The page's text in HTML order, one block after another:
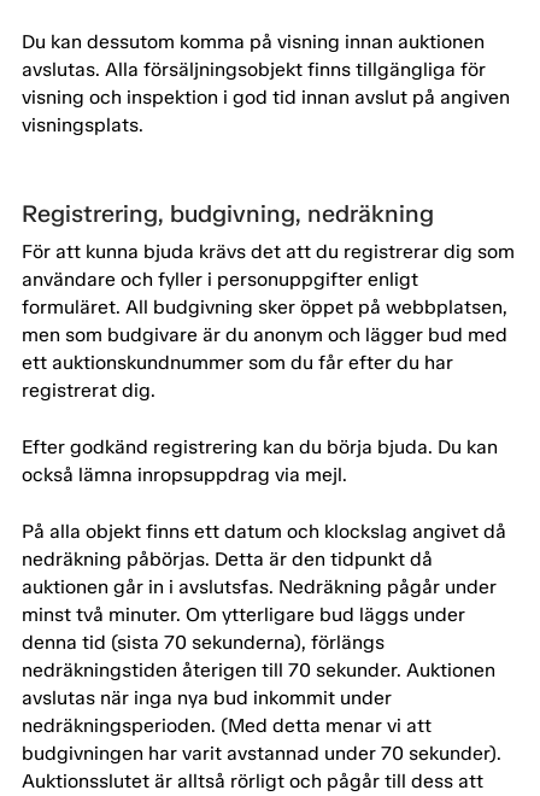
Du kan dessutom komma på visning innan auktionen
avslutas. Alla försäljningsobjekt finns tillgängliga för
visning och inspektion i god tid innan avslut på angiven
visningsplats.
Registrering, budgivning, nedräkning
För att kunna bjuda krävs det att du registrerar dig som
användare och fyller i personuppgifter enligt
formuläret. All budgivning sker öppet på webbplatsen,
men som budgivare är du anonym och lägger bud med
ett auktionskundnummer som du får efter du har
registrerat dig.
Efter godkänd registrering kan du börja bjuda. Du kan
också lämna inropsuppdrag via mejl.
På alla objekt finns ett datum och klockslag angivet då
nedräkning påbörjas. Detta är den tidpunkt då
auktionen går in i avslutsfas. Nedräkning pågår under
minst två minuter. Om ytterligare bud läggs under
denna tid (sista 70 sekunderna), förlängs
nedräkningstiden återigen till 70 sekunder. Auktionen
avslutas när inga nya bud inkommit under
nedräkningsperioden. (Med detta menar vi att
budgivningen har varit avstannad under 70 sekunder).
Auktionsslutet är alltså rörligt och pågår till dess att